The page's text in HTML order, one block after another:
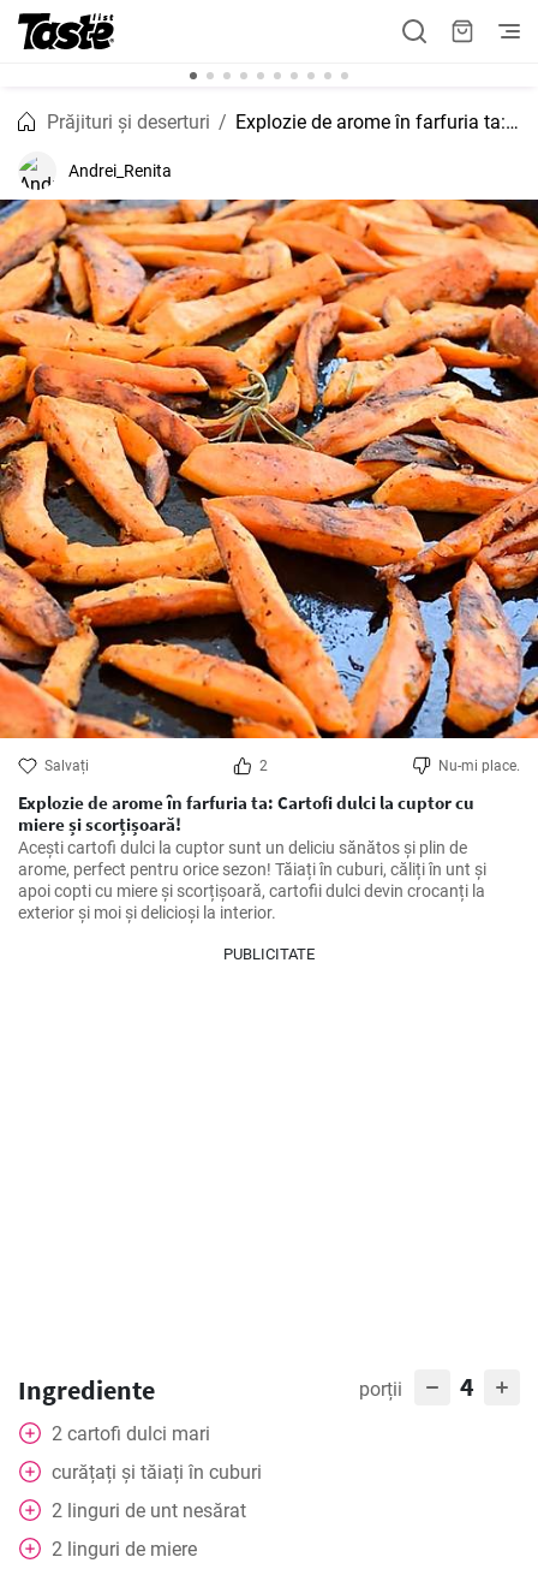
Prăjituri și deserturi Explozie de arome în farfuria ta: Cartofi dulci la cuptor cu miere și scorțișoară!
Andrei_Renita
Salvați 2 Nu-mi place.
Explozie de arome în farfuria ta: Cartofi dulci la cuptor cu
miere și scorțișoară!
Acești cartofi dulci la cuptor sunt un deliciu sănătos și plin de
arome, perfect pentru orice sezon! Tăiați în cuburi, căliți în unt și
apoi copti cu miere și scorțișoară, cartofii dulci devin crocanți la
exterior și moi și delicioși la interior.
PUBLICITATE
Ingrediente porții 4
2 cartofi dulci mari
curățați și tăiați în cuburi
2 linguri de unt nesărat
2 linguri de miere